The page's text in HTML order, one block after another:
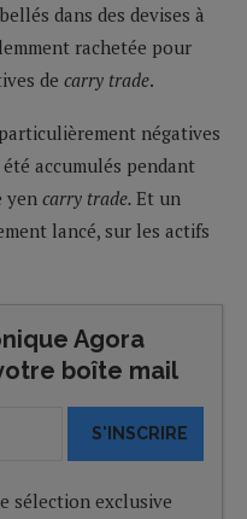
dans des devises à
rachetée pour
de carry trade.
négatives
accumulés pendant
yen carry trade. Et un
lancé, sur les actifs
Agora
boîte mail
S'INSCRIRE
sélection exclusive